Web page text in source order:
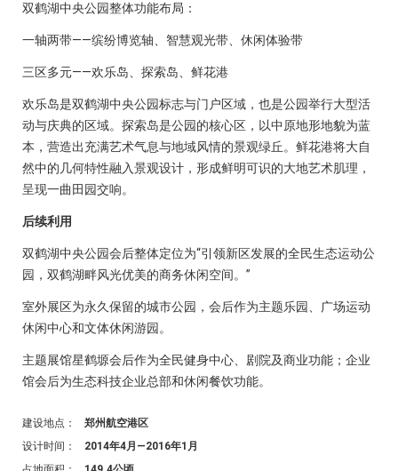
双鹤湖中央公园整体功能布局：
一轴两带——缤纷博览轴、智慧观光带、休闲体验带
三区多元——欢乐岛、探索岛、鲜花港
欢乐岛是双鹤湖中央公园标志与门户区域，也是公园举行大型活
动与庆典的区域。探索岛是公园的核心区，以中原地形地貌为蓝
本，营造出充满艺术气息与地域风情的景观绿丘。鲜花港将大自
然中的几何特性融入景观设计，形成鲜明可识的大地艺术肌理，
呈现一曲田园交响。
后续利用
双鹤湖中央公园会后整体定位为“引领新区发展的全民生态运动公
园，双鹤湖畔风光优美的商务休闲空间。”
室外展区为永久保留的城市公园，会后作为主题乐园、广场运动
休闲中心和文体休闲游园。
主题展馆星鹤塬会后作为全民健身中心、剧院及商业功能；企业
馆会后为生态科技企业总部和休闲餐饮功能。
建设地点：
郑州航空港区
设计时间：
2014年4月—2016年1月